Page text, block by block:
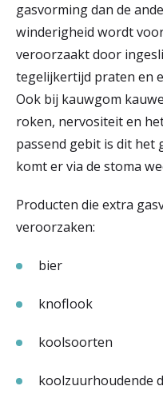
gasvorming dan de
winderigheid wordt
veroorzaakt door
tegelijkertijd praten en
Ook bij kauwgom
roken, nervositeit en
passend gebit is dit het
komt er via de stoma
Producten die extra
veroorzaken:
bier
knoflook
koolsoorten
koolzuurhoudende